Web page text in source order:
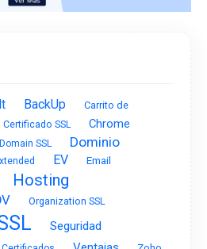
BackUp
Carrito de
Certificado SSL Chrome
Domain SSL Dominio
EV Email
Hosting
Organization SSL
Seguridad